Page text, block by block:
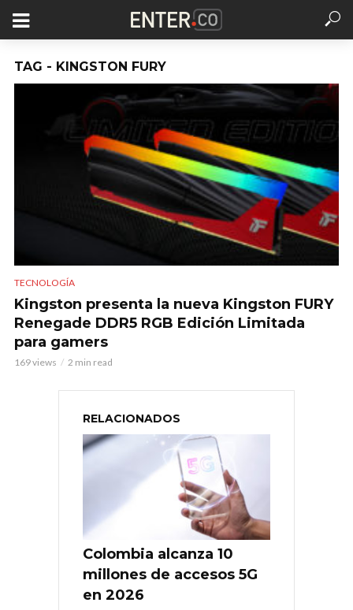
TAG - KINGSTON FURY
TECNOLOGÍA
Kingston presenta la nueva Kingston FURY
Renegade DDR5 RGB Edición Limitada
para gamers
169 views 2 min read
RELACIONADOS
Colombia alcanza 10
millones de accesos 5G
en 2026